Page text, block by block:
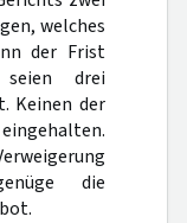
welches
der Frist
drei
Keinen der
die